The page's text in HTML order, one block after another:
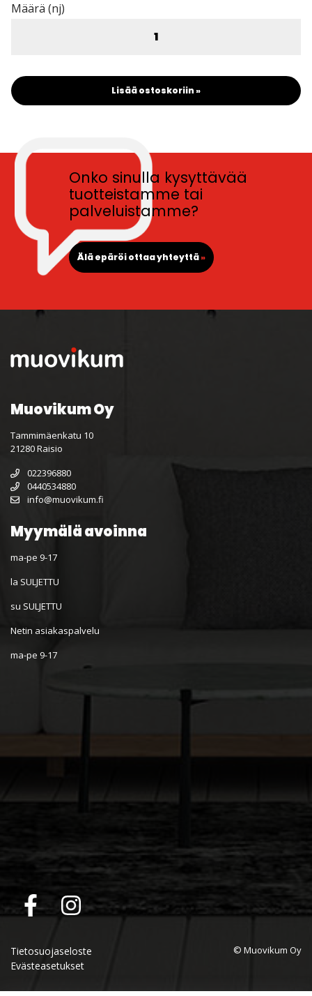
Määrä (nj)
Lisää ostoskoriin »
Onko sinulla kysyttävää
tuotteistamme tai
palveluistamme?
Älä epäröi ottaa yhteyttä»
Muovikum Oy
Tammimäenkatu 10
21280 Raisio
022396880
0440534880
info@muovikum.fi
Myymälä avoinna
ma-pe 9-17
la SULJETTU
su SULJETTU
Netin asiakaspalvelu
ma-pe 9-17
Tietosuojaseloste
Evästeasetukset
© Muovikum Oy